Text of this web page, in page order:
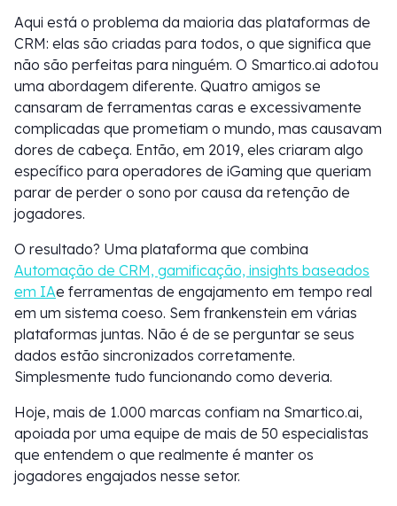
Aqui está o problema da maioria das plataformas de
CRM: elas são criadas para todos, o que significa que
não são perfeitas para ninguém. O Smartico.ai adotou
uma abordagem diferente. Quatro amigos se
cansaram de ferramentas caras e excessivamente
complicadas que prometiam o mundo, mas causavam
dores de cabeça. Então, em 2019, eles criaram algo
específico para operadores de iGaming que queriam
parar de perder o sono por causa da retenção de
jogadores.
O resultado? Uma plataforma que combina
Automação de CRM, gamificação, insights baseados
em IAe ferramentas de engajamento em tempo real
em um sistema coeso. Sem frankenstein em várias
plataformas juntas. Não é de se perguntar se seus
dados estão sincronizados corretamente.
Simplesmente tudo funcionando como deveria.
Hoje, mais de 1.000 marcas confiam na Smartico.ai,
apoiada por uma equipe de mais de 50 especialistas
que entendem o que realmente é manter os
jogadores engajados nesse setor.